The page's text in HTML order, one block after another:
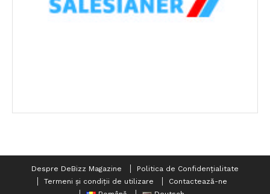
Despre DeBizz Magazine
Politica de Confidențialitate
Termeni și condiții de utilizare
Contactează-ne